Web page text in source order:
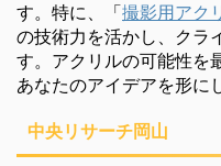
す。特に、「撮影用アク
の技術力を活かし、クラ
す。アクリルの可能性を
あなたのアイデアを形に
中央リサーチ岡山